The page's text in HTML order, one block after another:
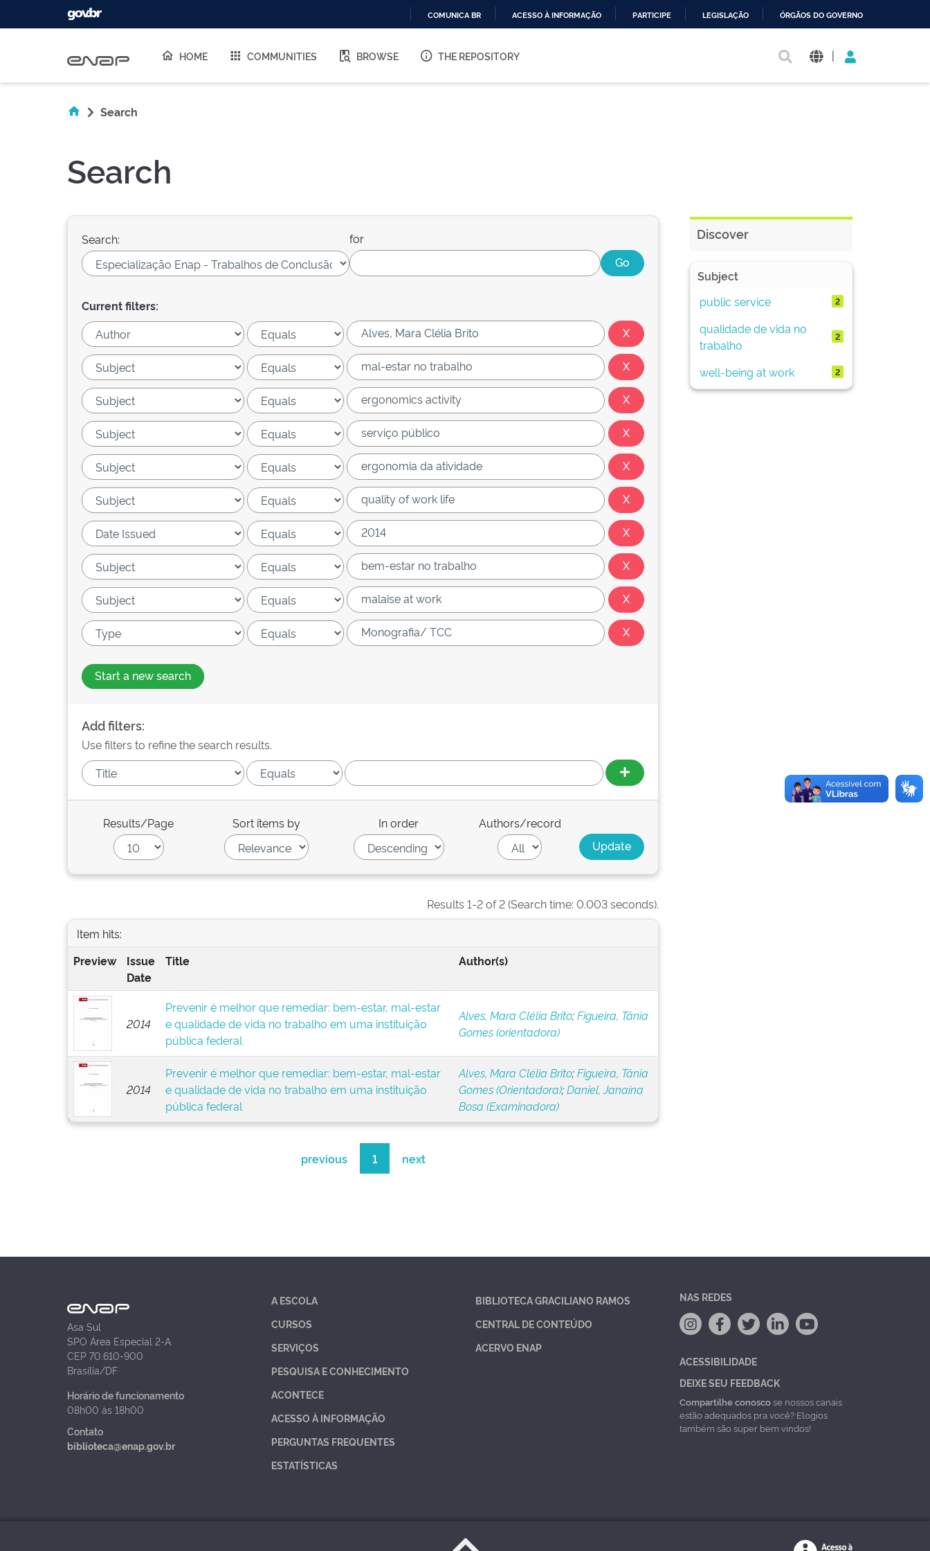
O
COMUNICA BR ACESSO À INFORMAÇÃO PARTICIPE LEGISLAÇÃO ÓRGÃOS DO GOVERNO
HOME COMMUNITIES BROWSE THE REPOSITORY |
Search
Search
Search: for
Current filters:
Start a new search
Add filters:
Use filters to refine the search results.
Results/Page Sort items by In order Authors/record
Results 1-2 of 2 (Search time: 0.003 seconds).
Item hits:
Preview
Issue
Date
Title Author(s)
2014
Prevenir é melhor que remediar: bem-estar, mal-estar
e qualidade de vida no trabalho em uma instituição
pública federal
Alves, Mara Clélia Brito;Figueira, Tânia
Gomes (orientadora)
2014
Prevenir é melhor que remediar: bem-estar, mal-estar
e qualidade de vida no trabalho em uma instituição
pública federal
Alves, Mara Clélia Brito;Figueira, Tânia
Gomes (Orientadora);Daniel, Janaína
Bosa (Examinadora)
previous 1 next
Discover
Subject
public service
2
qualidade de vida no
trabalho
2
well-being at work 2
Asa Sul
SPO Área Especial 2-A
CEP 70.610-900
Brasília/DF
Horário de funcionamento
08h00 às 18h00
Contato
biblioteca@enap.gov.br
A ESCOLA
CURSOS
SERVIÇOS
PESQUISA E CONHECIMENTO
ACONTECE
ACESSO À INFORMAÇÃO
PERGUNTAS FREQUENTES
ESTATÍSTICAS
BIBLIOTECA GRACILIANO RAMOS
CENTRAL DE CONTEÚDO
ACERVO ENAP
NAS REDES
ACESSIBILIDADE
DEIXE SEU FEEDBACK
Compartilhe conoscose nossos canais
estão adequados pra você? Elogios
também são super bem vindos!